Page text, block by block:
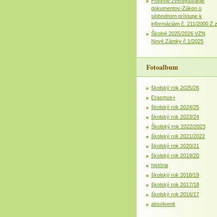
dokumentov-Zákon o
slobodnom prístupe k
informáciám č. 211/2000 Z.z
Školné 2025/2026 VZN
Nové Zámky č.1/2025
Fotoalbum
školský rok 2025/26
Erasmus+
školský rok 2024/25
školský rok 2023/24
Školský rok 2022/2023
školský rok 2021/2022
školský rok 2020/21
školský rok 2019/20
história
školský rok 2018/19
školský rok 2017/18
školský rok 2016/17
absolventi